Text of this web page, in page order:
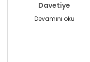
Davetiye
Devamını oku